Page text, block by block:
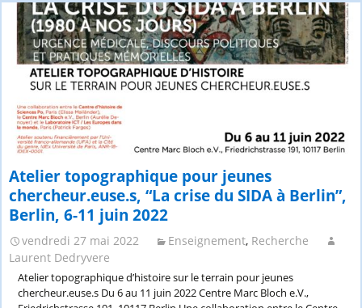
(cultural
studies)
/
études
culturelles
franco-
Université
Nanterre
Atelier topographique pour jeunes
chercheur.euse.s, “La crise du SIDA à Berlin”,
Berlin, 6-11 juin 2022
vendredi 27 mai 2022 Enseignement, Recherche
Laurent Dedryvere
Atelier topographique d’histoire sur le terrain pour jeunes
chercheur.euse.s Du 6 au 11 juin 2022 Centre Marc Bloch e.V.,